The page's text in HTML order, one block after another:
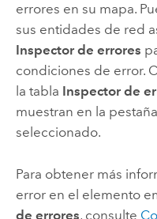
errores en su mapa.
sus entidades de red
Inspector de errores
condiciones de error.
la tabla Inspector de
muestran en la pestaña
seleccionado.
Para obtener más
error en el elemento
de errores, consulte